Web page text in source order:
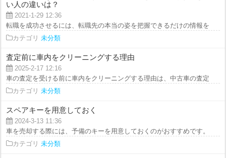
い人の違いは？
2021-1-29 12:36
転職を成功させるには、転職先の本当の姿を把握できるだけの情報を少し
カテゴリ 未分類
査定前に車内をクリーニングする理由
2025-2-17 12:16
車の査定を受ける前に車内をクリーニングする理由は、中古車の査定基準
カテゴリ 未分類
スペアキーを用意しておく
2024-3-13 11:36
車を売却する際には、予備のキーを用意しておくのがおすすめです。 普
カテゴリ 未分類